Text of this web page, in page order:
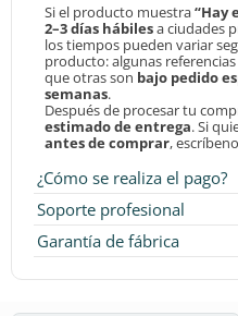
Si el producto muestra“Hay
2–3 días hábilesa ciudades
los tiempos pueden variar
producto: algunas referencias
que otras son bajo pedido
semanas.
Después de procesar tu
estimado de entrega. Si
antes de comprar,
¿Cómo se realiza el pago?
Soporte profesional
Garantía de fábrica